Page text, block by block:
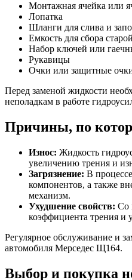
Монтажная ячейка или
Лопатка
Шланги для слива и
Емкость для сбора
Набор ключей или
Рукавицы
Очки или защитные
Перед заменой жидкости
неполадкам в работе
Причины, по
Износ: Жидкость
увеличению трения и
Загрязнение: В
компонентов, а также
механизм.
Ухудшение свойств: Со
коэффициента трения и
Регулярное обслуживание и
автомобиля Мерседес Щ164.
Выбор и покупка